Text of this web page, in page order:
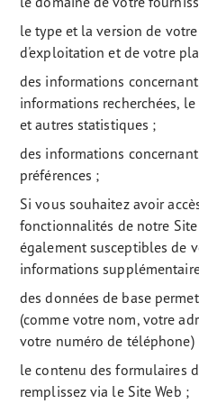
le type et la version de
d'exploitation et de votre
des informations
informations recherchées,
et autres statistiques ;
des informations
préférences ;
Si vous souhaitez avoir
fonctionnalités de notre Site
également susceptibles de
informations
des données de base
(comme votre nom, votre
votre numéro de téléphone)
le contenu des formulaires
remplissez via le Site Web ;